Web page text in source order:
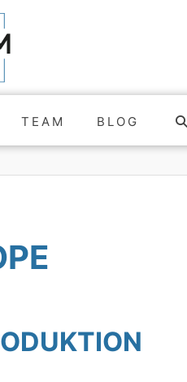
TEAM BLOG